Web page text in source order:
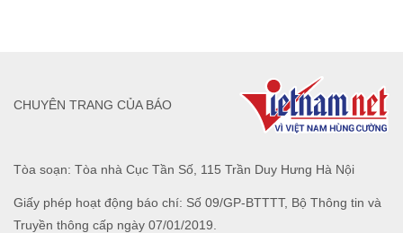
Tòa soạn: Tòa nhà Cục Tần Số, 115 Trần Duy Hưng Hà Nội
Giấy phép hoạt động báo chí: Số 09/GP-BTTTT, Bộ Thông tin và
Truyền thông cấp ngày 07/01/2019.
CHUYÊN TRANG CỦA BÁO